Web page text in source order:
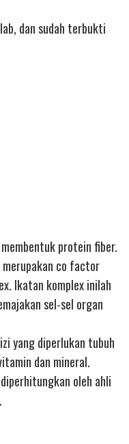
dan sudah terbukti
protein fiber.
co factor
Ikatan komplex inilah
sel-sel organ
yang diperlukan tubuh
dan mineral.
oleh ahli